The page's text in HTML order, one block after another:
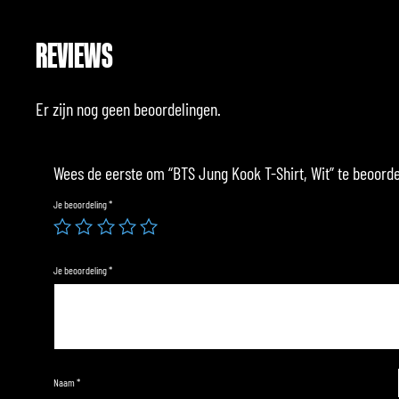
REVIEWS
Er zijn nog geen beoordelingen.
Wees de eerste om “BTS Jung Kook T-Shirt, Wit” te
Je beoordeling*
Je beoordeling*
Naam*